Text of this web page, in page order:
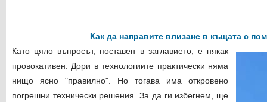
Как да направите влизане в къщата с
Като цяло въпросът, поставен в заглавието, е някак
провокативен. Дори в технологиите практически няма
нищо ясно "правилно". Но тогава има откровено
погрешни технически решения. За да ги избегнем, ще